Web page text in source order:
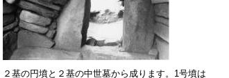
２基の円墳と２基の中世墓から成ります。1号墳は